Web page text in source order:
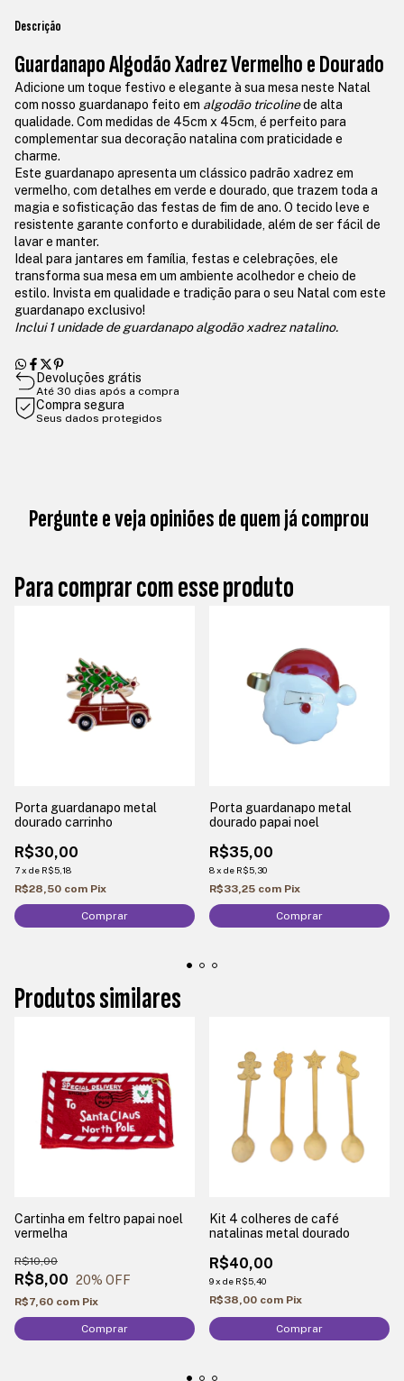
Descrição
Guardanapo Algodão Xadrez Vermelho e Dourado
Adicione um toque festivo e elegante à sua mesa neste Natal
com nosso guardanapo feito em algodão tricolinede alta
qualidade. Com medidas de 45cm x 45cm, é perfeito para
complementar sua decoração natalina com praticidade e
charme.
Este guardanapo apresenta um clássico padrão xadrez em
vermelho, com detalhes em verde e dourado, que trazem toda a
magia e sofisticação das festas de fim de ano. O tecido leve e
resistente garante conforto e durabilidade, além de ser fácil de
lavar e manter.
Ideal para jantares em família, festas e celebrações, ele
transforma sua mesa em um ambiente acolhedor e cheio de
estilo. Invista em qualidade e tradição para o seu Natal com este
guardanapo exclusivo!
Inclui 1 unidade de guardanapo algodão xadrez natalino.
Devoluções grátis
Até 30 dias após a compra
Compra segura
Seus dados protegidos
Pergunte e veja opiniões de quem já comprou
Para comprar com esse produto
Porta guardanapo metal
dourado carrinho
R$30,00
7x de R$5,18
R$28,50 com Pix
Porta guardanapo metal
dourado papai noel
R$35,00
8x de R$5,30
R$33,25 com Pix
Produtos similares
Cartinha em feltro papai noel
vermelha
R$8,00
R$10,00
20% OFF
R$7,60 com Pix
Kit 4 colheres de café
natalinas metal dourado
R$40,00
9x de R$5,40
R$38,00 com Pix